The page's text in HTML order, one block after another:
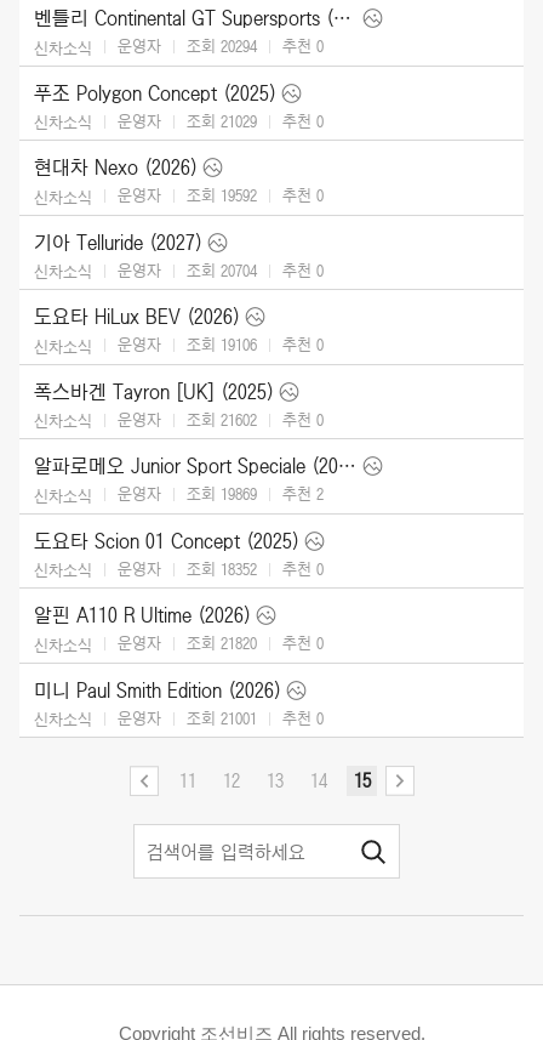
벤틀리 Continental GT Supersports (2027)
신차소식 운영자 조회 20294 추천 0
푸조 Polygon Concept (2025)
신차소식 운영자 조회 21029 추천 0
현대차 Nexo (2026)
신차소식 운영자 조회 19592 추천 0
기아 Telluride (2027)
신차소식 운영자 조회 20704 추천 0
도요타 HiLux BEV (2026)
신차소식 운영자 조회 19106 추천 0
폭스바겐 Tayron [UK] (2025)
신차소식 운영자 조회 21602 추천 0
알파로메오 Junior Sport Speciale (2026)
신차소식 운영자 조회 19869 추천 2
도요타 Scion 01 Concept (2025)
신차소식 운영자 조회 18352 추천 0
알핀 A110 R Ultime (2026)
신차소식 운영자 조회 21820 추천 0
미니 Paul Smith Edition (2026)
신차소식 운영자 조회 21001 추천 0
11 12 13 14 15
Copyright 조선비즈 All rights reserved.